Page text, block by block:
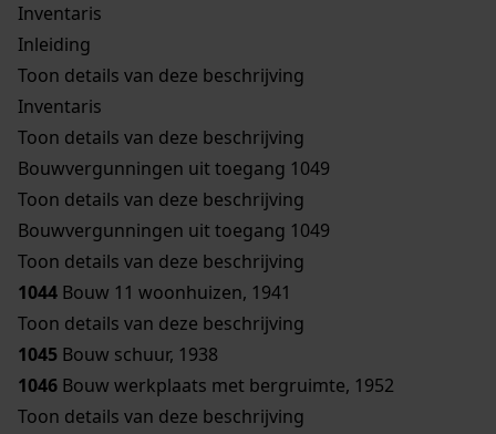
Inventaris
Inleiding
Toon details van deze beschrijving
Inventaris
Toon details van deze beschrijving
Bouwvergunningen uit toegang 1049
Toon details van deze beschrijving
Bouwvergunningen uit toegang 1049
Toon details van deze beschrijving
1044 Bouw 11 woonhuizen, 1941
Toon details van deze beschrijving
1045 Bouw schuur, 1938
1046 Bouw werkplaats met bergruimte, 1952
Toon details van deze beschrijving